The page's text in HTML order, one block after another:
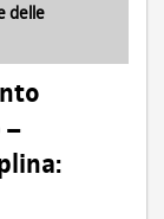
delle